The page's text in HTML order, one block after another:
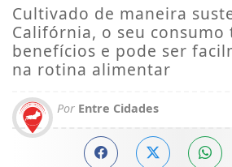
Cultivado de maneira
Califórnia, o seu consumo
benefícios e pode ser
na rotina alimentar
Por Entre Cidades